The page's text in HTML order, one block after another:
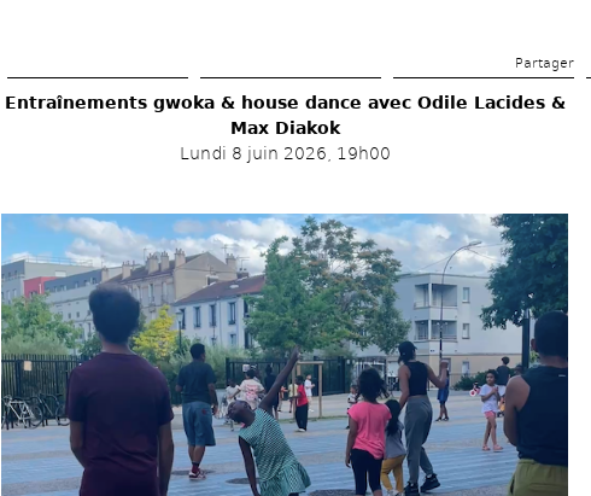
contenu
principal
Partager
Entraînements gwoka & house dance avec Odile Lacides &
Max Diakok
Lundi 8 juin 2026, 19h00